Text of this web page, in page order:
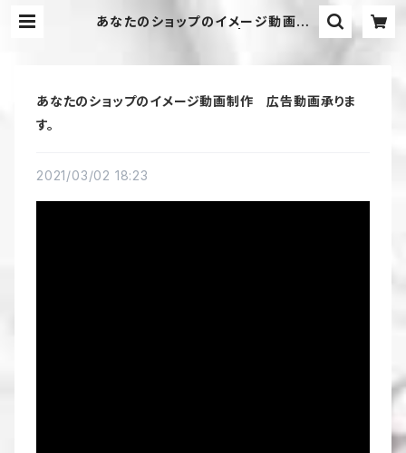
あなたのショップのイメージ動画制
op
あなたのショップのイメージ動画制作 広告動画承りま
す。
2021/03/02 18:23